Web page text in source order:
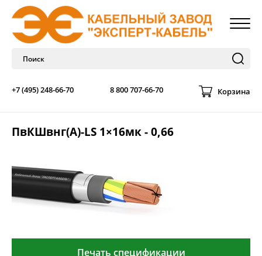
+7 (495) 248-66-70 8 800 707-66-70 Корзина
ПвКШвнг(А)-LS 1×16мк - 0,66
Печать спецификации